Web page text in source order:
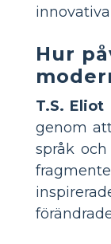
Hur
T.S. Eliot
genom
språk